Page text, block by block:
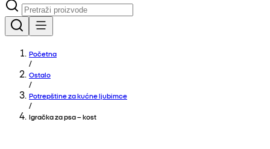
Početna
/
Ostalo
/
Potrepštine za kućne ljubimce
/
Igračka za psa – kost